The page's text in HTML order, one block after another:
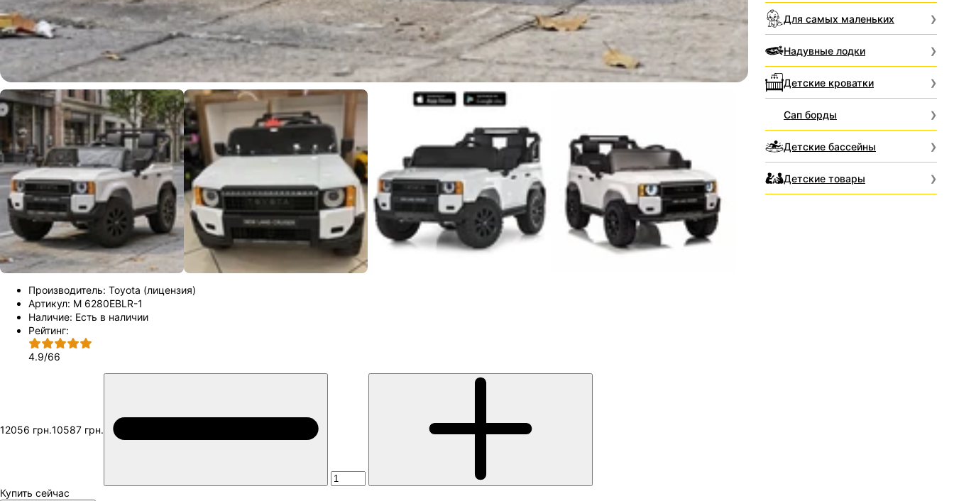
Производитель: Toyota (лицензия)
Артикул: M 6280EBLR-1
Наличие: Есть в наличии
Рейтинг:
4.9/66
12056 грн.10587 грн.
Для самых маленьких
Надувные лодки
Детские кроватки
Сап борды
Детские бассейны
Детские товары